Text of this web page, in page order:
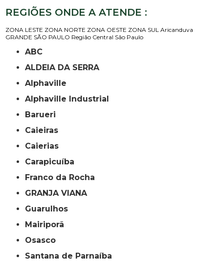
REGIÕES ONDE A ATENDE :
ZONA LESTE ZONA NORTE ZONA OESTE ZONA SUL Aricanduva
GRANDE SÃO PAULO Região Central São Paulo
ABC
ALDEIA DA SERRA
Alphaville
Alphaville Industrial
Barueri
Caieiras
Caierias
Carapicuíba
Franco da Rocha
GRANJA VIANA
Guarulhos
Mairiporã
Osasco
Santana de Parnaíba